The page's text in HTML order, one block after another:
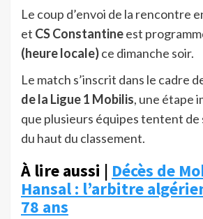
Le coup d’envoi de la rencontre
et CS Constantineest
(heure locale)ce dimanche soir.
Le match s’inscrit dans le cadre
de la Ligue 1 Mobilis, une étape
que plusieurs équipes tentent
du haut du classement.
À lire aussi | Décès de
Hansal : l’arbitre
78 ans